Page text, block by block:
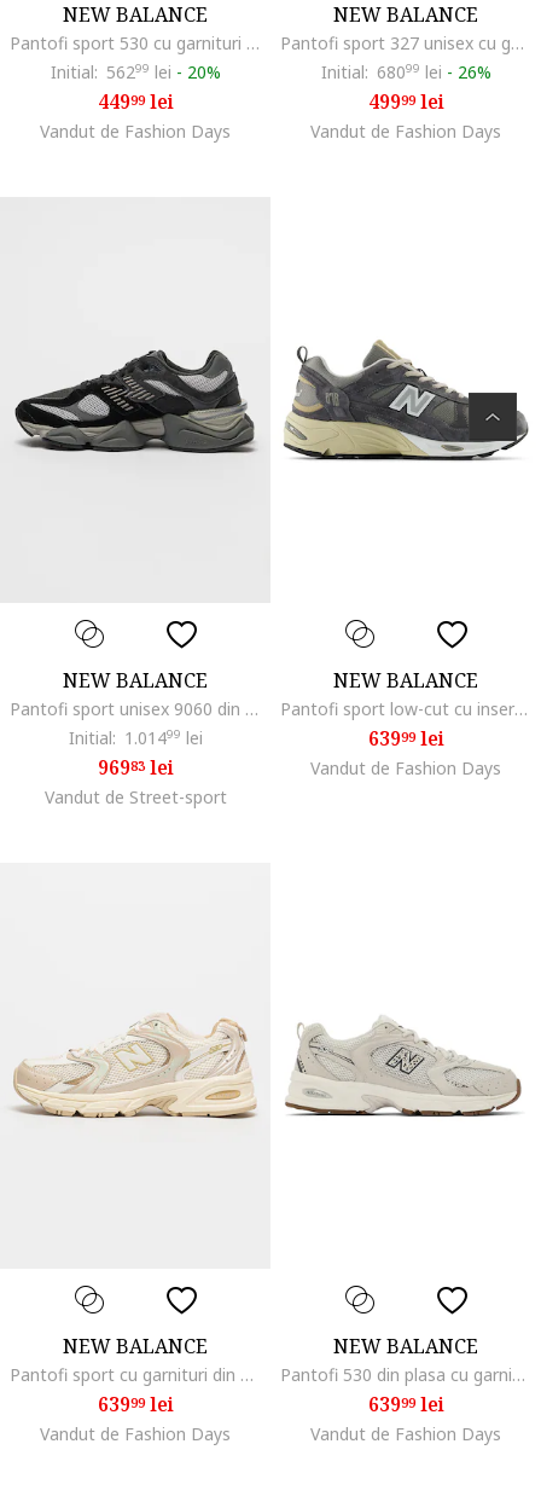
NEW BALANCE
Pantofi sport 530 cu garnituri din plasa si model unisex, Alb/Roz pal
Initial: 56299 lei - 20%
44999lei
Vandut de Fashion Days
NEW BALANCE
Pantofi sport 327 unisex cu garnituri din piele intoarsa, Verde/Alb fildes
Initial: 68099 lei - 26%
49999lei
Vandut de Fashion Days
NEW BALANCE
Pantofi sport unisex 9060 din piele intoarsa si plasa cu aspect masiv, Negru/Gri inchis
Initial: 1.01499 lei
96983lei
Vandut de Street-sport
NEW BALANCE
Pantofi sport low-cut cu insertii din piele intoarsa, Gri inchis
63999lei
Vandut de Fashion Days
NEW BALANCE
Pantofi sport cu garnituri din piele ecologica 530, Bej deschis
63999lei
Vandut de Fashion Days
NEW BALANCE
Pantofi 530 din plasa cu garnituri din piele ecologica, pentru alergare, Alb fildes/Gri inchis
63999lei
Vandut de Fashion Days